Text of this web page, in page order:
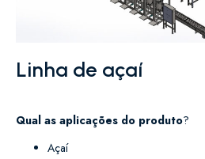
Linha de açaí
Qual as aplicações do produto?
Açaí